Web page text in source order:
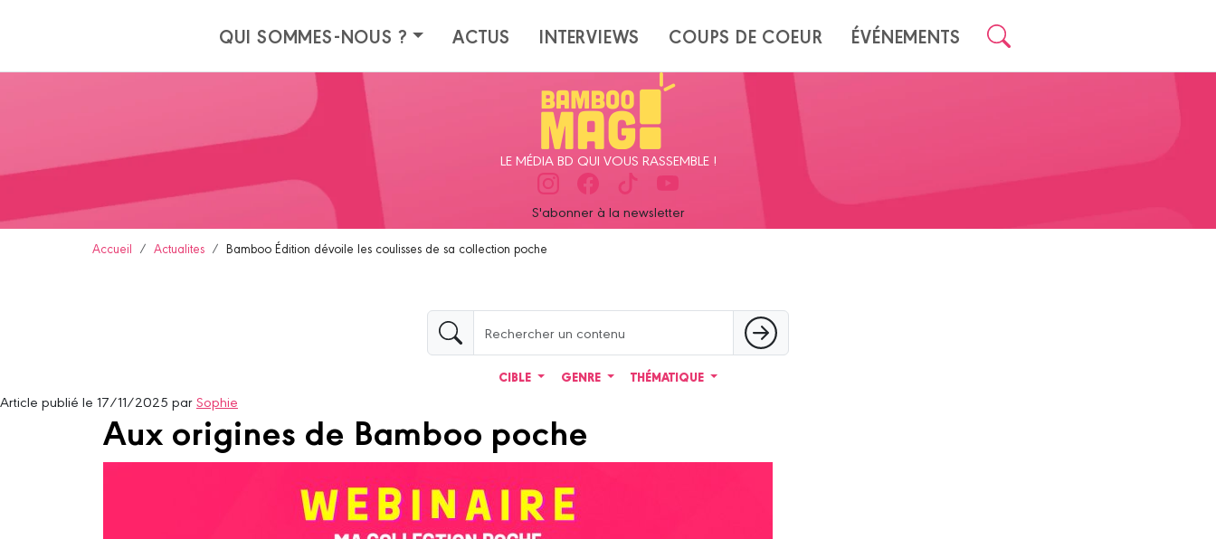
QUI SOMMES-NOUS ? ACTUS INTERVIEWS COUPS DE COEUR ÉVÉNEMENTS
LE MÉDIA BD QUI VOUS RASSEMBLE !
S'abonner à la newsletter
Accueil Actualites Bamboo Édition dévoile les coulisses de sa collection poche
CIBLE GENRE THÉMATIQUE
Article publié le 17/11/2025 parSophie
Aux origines de Bamboo poche